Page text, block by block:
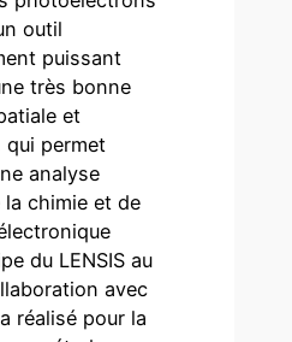
outil
puissant
très bonne
et
qui permet
analyse
chimie et de
du LENSIS au
avec
réalisé pour la